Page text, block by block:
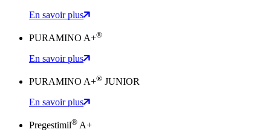
En savoir plus
PURAMINO A+®
En savoir plus
PURAMINO A+® JUNIOR
En savoir plus
Pregestimil® A+